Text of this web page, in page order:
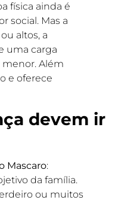
física ainda é
social. Mas a
altos, a
uma carga
Além
e oferece
devem ir
Mascaro:
da família.
ou muitos